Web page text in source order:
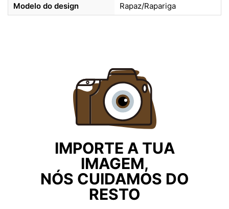
Modelo do design Rapaz/Rapariga
IMPORTE A TUA
IMAGEM,
NÓS CUIDAMOS DO
RESTO